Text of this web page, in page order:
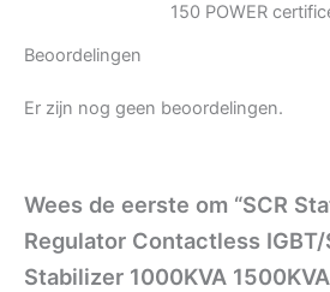
150 POWER
Beoordelingen
Er zijn nog geen beoordelingen.
Wees de eerste om “SCR
Regulator Contactless IGBT/
Stabilizer 1000KVA